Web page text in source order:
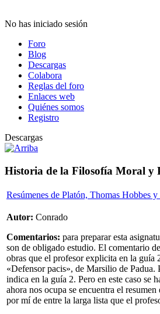
No has iniciado sesión
Foro
Blog
Descargas
Colabora
Reglas del foro
Enlaces web
Quiénes somos
Registro
Descargas
Historia de la Filosofía Moral y
Resúmenes de Platón, Thomas Hobbes
Autor: Conrado
Comentarios: para preparar esta
son de obligado estudio. El comentario
obras que el profesor explicita en la guía
«Defensor pacis», de Marsilio de
indica en la guía 2. Pero en este caso se
ahora nos ocupa se encuentra el
por mí de entre la larga lista que el